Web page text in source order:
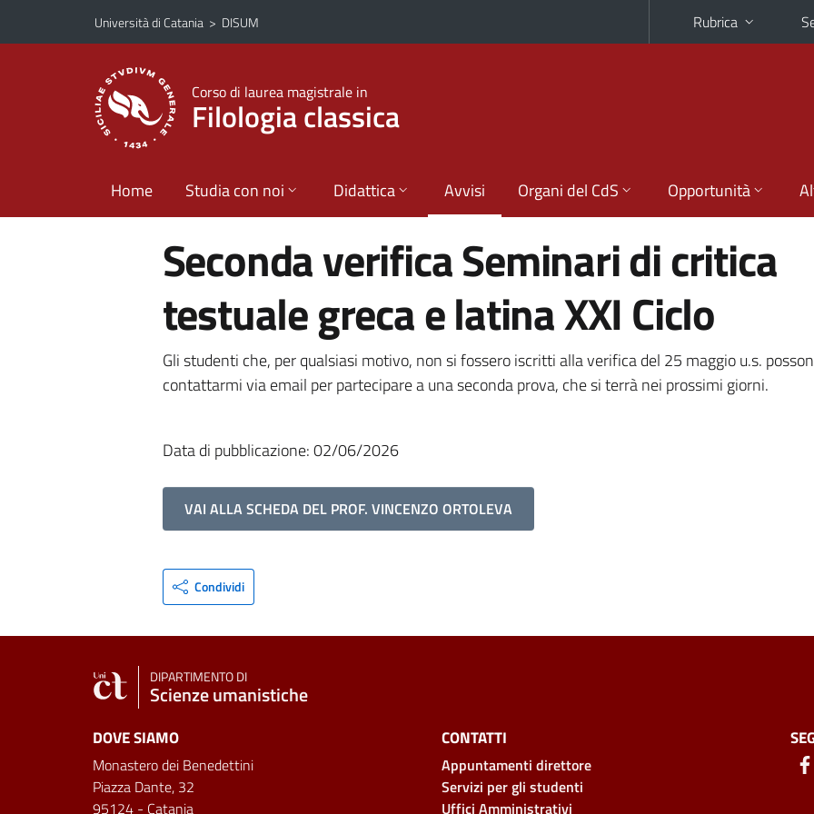
Vai al contenuto principale
Vai al menu di navigazione
Università di Catania > DISUM Rubrica
Corso di laurea magistrale in
Filologia classica
Home Studia con noi Didattica Avvisi Organi del CdS Opportunità
Seconda verifica Seminari di critica
testuale greca e latina XXI Ciclo
Gli studenti che, per qualsiasi motivo, non si fossero iscritti alla verifica del 25 maggio u.s.
contattarmi via email per partecipare a una seconda prova, che si terrà nei prossimi giorni.
Data di pubblicazione: 02/06/2026
VAI ALLA SCHEDA DEL PROF. VINCENZO ORTOLEVA
Condividi
DIPARTIMENTO DI
Scienze umanistiche
DOVE SIAMO
Monastero dei Benedettini
Piazza Dante, 32
95124 - Catania
CONTATTI
Appuntamenti direttore
Servizi per gli studenti
Uffici Amministrativi